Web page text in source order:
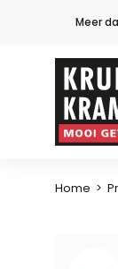
Meer
Home >